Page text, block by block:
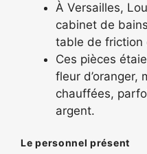
À Versailles,
cabinet de
table de friction
Ces pièces
fleur d’oranger,
chauffées,
argent.
Le personnel présent